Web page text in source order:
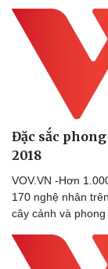
Đặc sắc
2018
VOV.VN -Hơn
170 nghệ nhân
cây cảnh và phong